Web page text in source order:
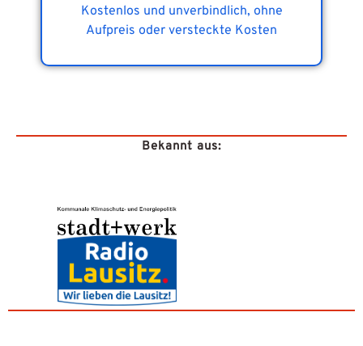
Kostenlos und unverbindlich, ohne
Aufpreis oder versteckte Kosten
Bekannt aus: